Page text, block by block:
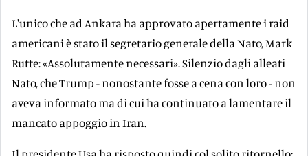
L'unico che ad Ankara ha approvato apertamente i raid
americani è stato il segretario generale della Nato, Mark
Rutte: «Assolutamente necessari». Silenzio dagli alleati
Nato, che Trump - nonostante fosse a cena con loro - non
aveva informato ma di cui ha continuato a lamentare il
mancato appoggio in Iran.